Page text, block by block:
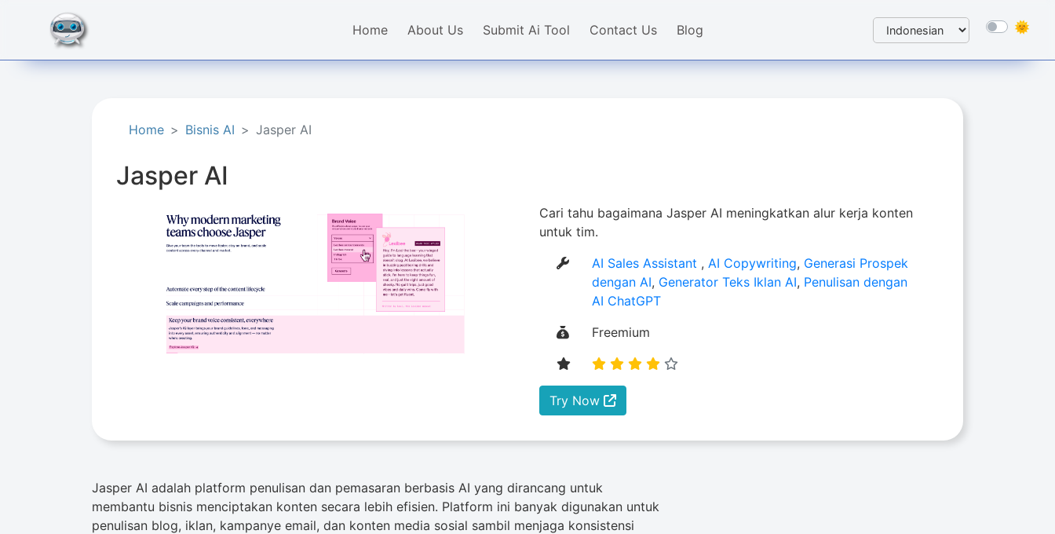
Home About Us Submit Ai Tool Contact Us Blog
Home Bisnis AI Jasper AI
Jasper AI
Cari tahu bagaimana Jasper AI meningkatkan alur kerja konten
untuk tim.
AI Sales Assistant ,AI Copywriting, Generasi Prospek
dengan AI, Generator Teks Iklan AI, Penulisan dengan
AI ChatGPT
Freemium
Try Now
Jasper AI adalah platform penulisan dan pemasaran berbasis AI yang dirancang untuk
membantu bisnis menciptakan konten secara lebih efisien. Platform ini banyak digunakan untuk
penulisan blog, iklan, kampanye email, dan konten media sosial sambil menjaga konsistensi